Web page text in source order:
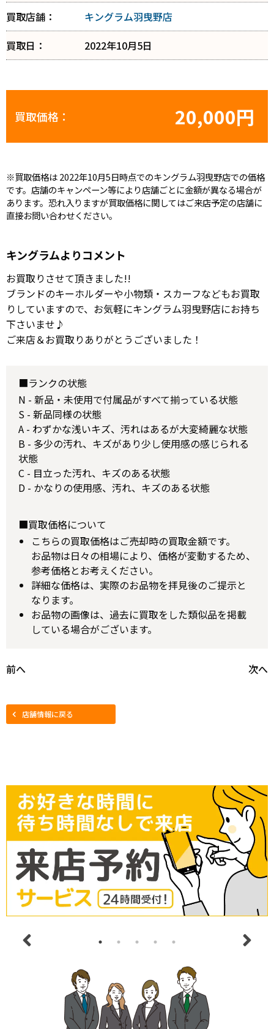
買取店舗：
キングラム羽曳野店
買取日：
2022年10月5日
買取価格： 20,000円
※買取価格は 2022年10月5日時点でのキングラム羽曳野店での価格
です。店舗のキャンペーン等により店舗ごとに金額が異なる場合が
あります。恐れ入りますが買取価格に関してはご来店予定の店舗に
直接お問い合わせください。
キングラムよりコメント
お買取りさせて頂きました!!
ブランドのキーホルダーや小物類・スカーフなどもお買取
りしていますので、お気軽にキングラム羽曳野店にお持ち
下さいませ♪
ご来店＆お買取りありがとうございました！
■ランクの状態
N - 新品・未使用で付属品がすべて揃っている状態
S - 新品同様の状態
A - わずかな浅いキズ、汚れはあるが大変綺麗な状態
B - 多少の汚れ、キズがあり少し使用感の感じられる
状態
C - 目立った汚れ、キズのある状態
D - かなりの使用感、汚れ、キズのある状態
■買取価格について
こちらの買取価格はご売却時の買取金額です。
お品物は日々の相場により、価格が変動するため、
参考価格とお考えください。
詳細な価格は、実際のお品物を拝見後のご提示と
なります。
お品物の画像は、過去に買取をした類似品を掲載
している場合がございます。
前へ 次へ
店舗情報に戻る